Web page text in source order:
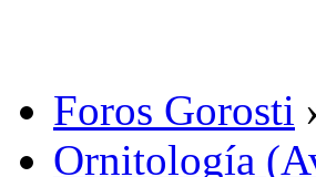
Foros Gorosti
Ornitología